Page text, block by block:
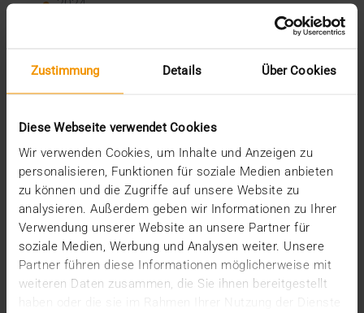
Zustimmung Details Über Cookies
Diese Webseite verwendet Cookies
Wir verwenden Cookies, um Inhalte und Anzeigen zu
personalisieren, Funktionen für soziale Medien anbieten
zu können und die Zugriffe auf unsere Website zu
analysieren. Außerdem geben wir Informationen zu Ihrer
Verwendung unserer Website an unsere Partner für
soziale Medien, Werbung und Analysen weiter. Unsere
Partner führen diese Informationen möglicherweise mit
weiteren Daten zusammen, die Sie ihnen bereitgestellt
2024
August (1)
Juli (3)
Mai (7)
April (4)
März (1)
Februar (3)
Januar (4)
2023
Dezember (5)
November (6)
Oktober (3)